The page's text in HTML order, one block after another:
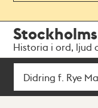
navigationen
huvudinnehållet
Historia i ord, ljud
Sök